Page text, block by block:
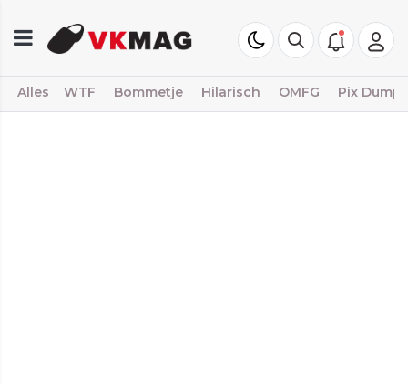
Alles WTF Bommetje Hilarisch OMFG Pix Dump